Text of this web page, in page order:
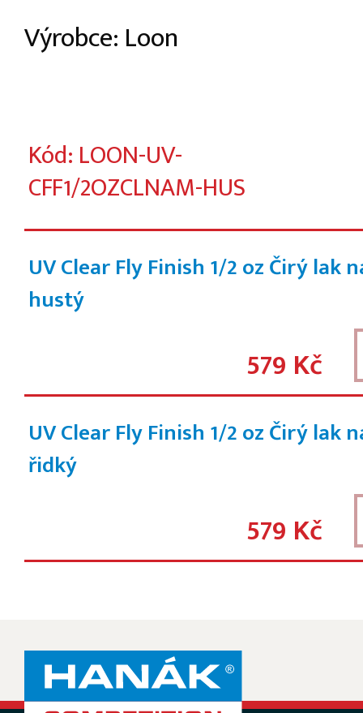
Výrobce: Loon
Kód: LOON-UV-
CFF1/2OZCLNAM-HUS
UV Clear Fly Finish 1/2 oz Čirý lak
hustý
579 Kč
UV Clear Fly Finish 1/2 oz Čirý lak
řidký
579 Kč